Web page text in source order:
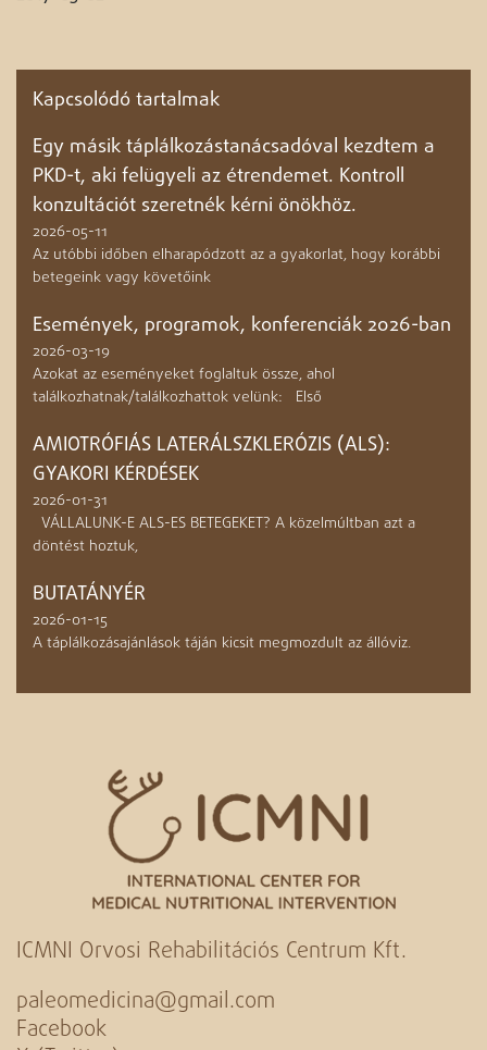
Kapcsolódó tartalmak
Egy másik táplálkozástanácsadóval kezdtem a
PKD-t, aki felügyeli az étrendemet. Kontroll
konzultációt szeretnék kérni önökhöz.
2026-05-11
Az utóbbi időben elharapódzott az a gyakorlat, hogy korábbi
betegeink vagy követőink
Események, programok, konferenciák 2026-ban
2026-03-19
Azokat az eseményeket foglaltuk össze, ahol
találkozhatnak/találkozhattok velünk: Első
AMIOTRÓFIÁS LATERÁLSZKLERÓZIS (ALS):
GYAKORI KÉRDÉSEK
2026-01-31
VÁLLALUNK-E ALS-ES BETEGEKET? A közelmúltban azt a
döntést hoztuk,
BUTATÁNYÉR
2026-01-15
A táplálkozásajánlások táján kicsit megmozdult az állóviz.
ICMNI Orvosi Rehabilitációs Centrum Kft.
paleomedicina@gmail.com
Facebook